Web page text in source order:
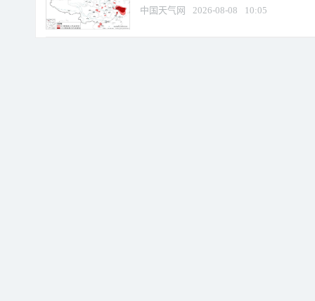
中国天气网 2026-08-08 10:05